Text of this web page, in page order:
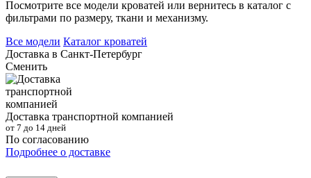
Посмотрите все модели кроватей или вернитесь в каталог с
фильтрами по размеру, ткани и механизму.
Все модели Каталог кроватей
Доставка в Санкт-Петербург
Сменить
Доставка транспортной компанией
от 7 до 14 дней
По согласованию
Подробнее о доставке